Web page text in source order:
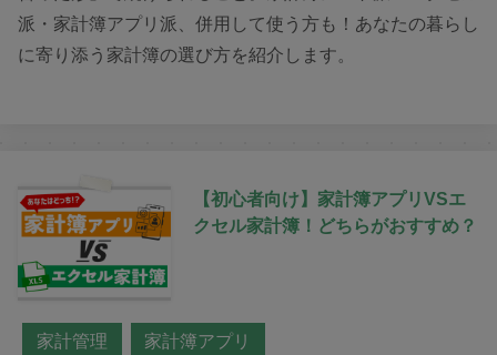
派・家計簿アプリ派、併用して使う方も！あなたの暮らし
に寄り添う家計簿の選び方を紹介します。
【初心者向け】家計簿アプリVSエ
クセル家計簿！どちらがおすすめ？
家計管理 家計簿アプリ